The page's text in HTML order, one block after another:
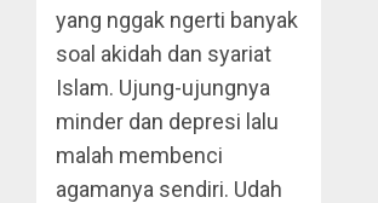
yang nggak ngerti banyak
soal akidah dan syariat
Islam. Ujung-ujungnya
minder dan depresi lalu
malah membenci
agamanya sendiri. Udah